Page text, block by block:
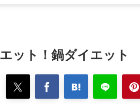
ット！鍋ダイエット